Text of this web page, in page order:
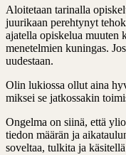
Aloitetaan tarinalla
juurikaan perehtynyt
ajatella opiskelua muuten
menetelmien kuningas.
uudestaan.
Olin lukiossa ollut aina
miksei se jatkossakin
Ongelma on siinä, että
tiedon määrän ja
soveltaa, tulkita ja